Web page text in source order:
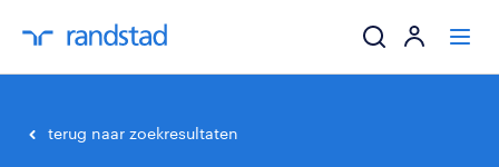
terug naar zoekresultaten